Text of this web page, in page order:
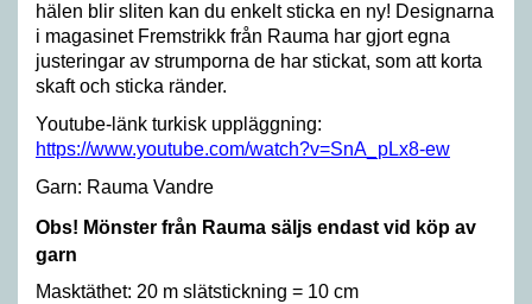
hälen blir sliten kan du enkelt sticka en ny! Designarna
i magasinet Fremstrikk från Rauma har gjort egna
justeringar av strumporna de har stickat, som att korta
skaft och sticka ränder.
Youtube-länk turkisk uppläggning:
https://www.youtube.com/watch?v=SnA_pLx8-ew
Garn: Rauma Vandre
Obs! Mönster från Rauma säljs endast vid köp av
garn
Masktäthet: 20 m slätstickning = 10 cm